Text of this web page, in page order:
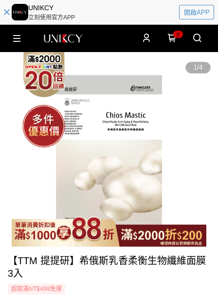
UNIKCY
立刻使用官方APP
開啟APP
0
1/4
【TTM 提提研】希俄斯乳香柔衡生物纖維面膜
3入
超取滿NT$499免運